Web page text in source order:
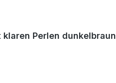
Perlen dunkelbraun